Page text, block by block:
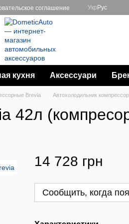
соглашение Укр Рус
кухня Аксессуари
Brevia Автохолодильник
42л
14 728 грн
Сообщить, когда